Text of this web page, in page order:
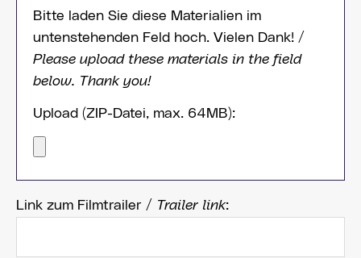
Bitte laden Sie diese Materialien im
untenstehenden Feld hoch. Vielen Dank! /
Please upload these materials in the field
below. Thank you!
Upload (ZIP-Datei, max. 64MB):
Link zum Filmtrailer / Trailer link: